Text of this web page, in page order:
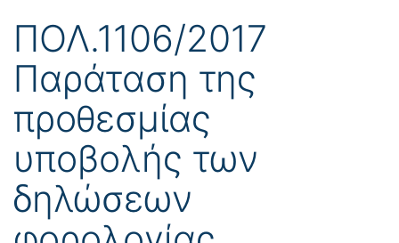
ΠΟΛ.1106/2017
Παράταση της
προθεσμίας
υποβολής των
δηλώσεων